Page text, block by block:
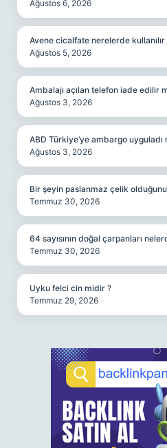
Ağustos 6, 2026
Avene cicalfate nerelerde kullanılır
Ağustos 5, 2026
Ambalajı açılan telefon iade edilir
Ağustos 3, 2026
ABD Türkiye’ye ambargo uyguladı
Ağustos 3, 2026
Bir şeyin paslanmaz çelik olduğunu
Temmuz 30, 2026
64 sayısının doğal çarpanları
Temmuz 30, 2026
Uyku felci cin midir ?
Temmuz 29, 2026